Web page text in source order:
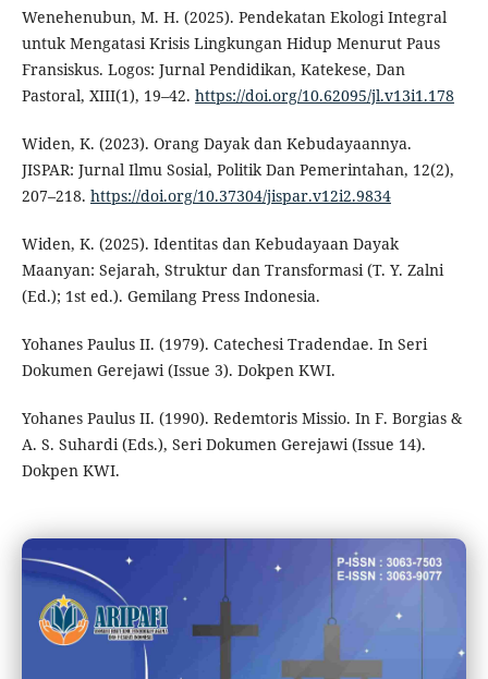
Wenehenubun, M. H. (2025). Pendekatan Ekologi Integral
untuk Mengatasi Krisis Lingkungan Hidup Menurut Paus
Fransiskus. Logos: Jurnal Pendidikan, Katekese, Dan
Pastoral, XIII(1), 19–42. https://doi.org/10.62095/jl.v13i1.178
Widen, K. (2023). Orang Dayak dan Kebudayaannya.
JISPAR: Jurnal Ilmu Sosial, Politik Dan Pemerintahan, 12(2),
207–218. https://doi.org/10.37304/jispar.v12i2.9834
Widen, K. (2025). Identitas dan Kebudayaan Dayak
Maanyan: Sejarah, Struktur dan Transformasi (T. Y. Zalni
(Ed.); 1st ed.). Gemilang Press Indonesia.
Yohanes Paulus II. (1979). Catechesi Tradendae. In Seri
Dokumen Gerejawi (Issue 3). Dokpen KWI.
Yohanes Paulus II. (1990). Redemtoris Missio. In F. Borgias &
A. S. Suhardi (Eds.), Seri Dokumen Gerejawi (Issue 14).
Dokpen KWI.